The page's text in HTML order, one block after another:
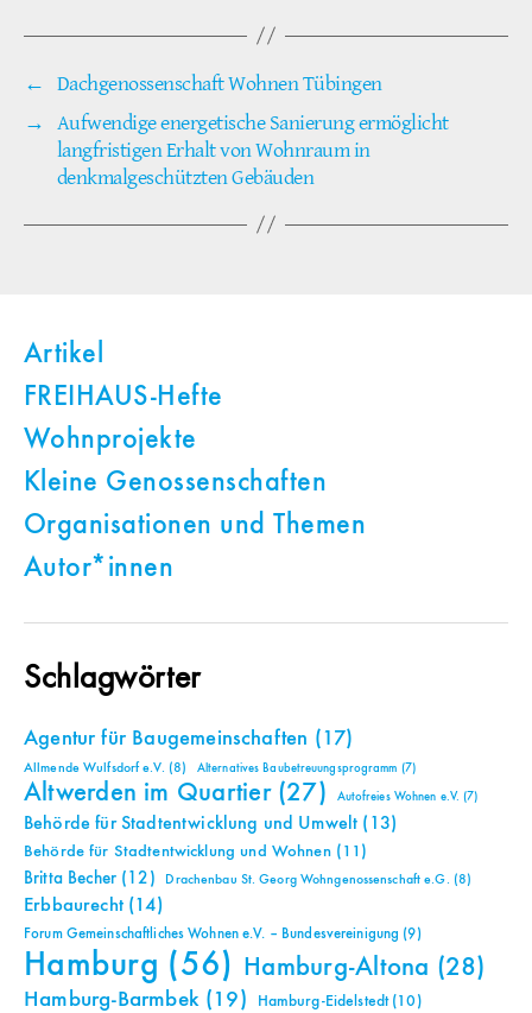
← Dachgenossenschaft Wohnen Tübingen
→ Aufwendige energetische Sanierung ermöglicht
langfristigen Erhalt von Wohnraum in
denkmalgeschützten Gebäuden
Artikel
FREIHAUS-Hefte
Wohnprojekte
Kleine Genossenschaften
Organisationen und Themen
Autor*innen
Schlagwörter
Agentur für Baugemeinschaften (17)
Allmende Wulfsdorf e.V. (8) Alternatives Baubetreuungsprogramm (7)
Altwerden im Quartier(27) Autofreies Wohnen e.V. (7)
Behörde für Stadtentwicklung und Umwelt (13)
Behörde für Stadtentwicklung und Wohnen(11)
Britta Becher(12) Drachenbau St. Georg Wohngenossenschaft e.G. (8)
Erbbaurecht(14)
Forum Gemeinschaftliches Wohnen e.V. – Bundesvereinigung (9)
Hamburg (56) Hamburg-Altona (28)
Hamburg-Barmbek(19) Hamburg-Eidelstedt(10)